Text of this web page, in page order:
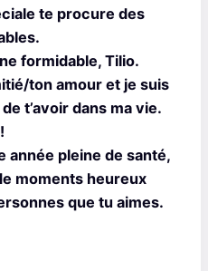
te procure des
formidable, Tilio.
ton amour et je suis
t’avoir dans ma vie.
année pleine de santé,
moments heureux
que tu aimes.